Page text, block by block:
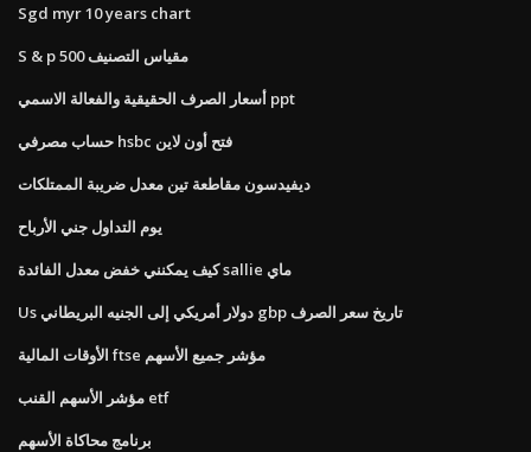
Sgd myr 10 years chart
S & p 500 مقياس التصنيف
أسعار الصرف الحقيقية والفعالة الاسمي ppt
حساب مصرفي hsbc فتح أون لاين
ديفيدسون مقاطعة تين معدل ضريبة الممتلكات
يوم التداول جني الأرباح
كيف يمكنني خفض معدل الفائدة sallie ماي
Us دولار أمريكي إلى الجنيه البريطاني gbp تاريخ سعر الصرف
الأوقات المالية ftse مؤشر جميع الأسهم
مؤشر الأسهم القنب etf
برنامج محاكاة الأسهم